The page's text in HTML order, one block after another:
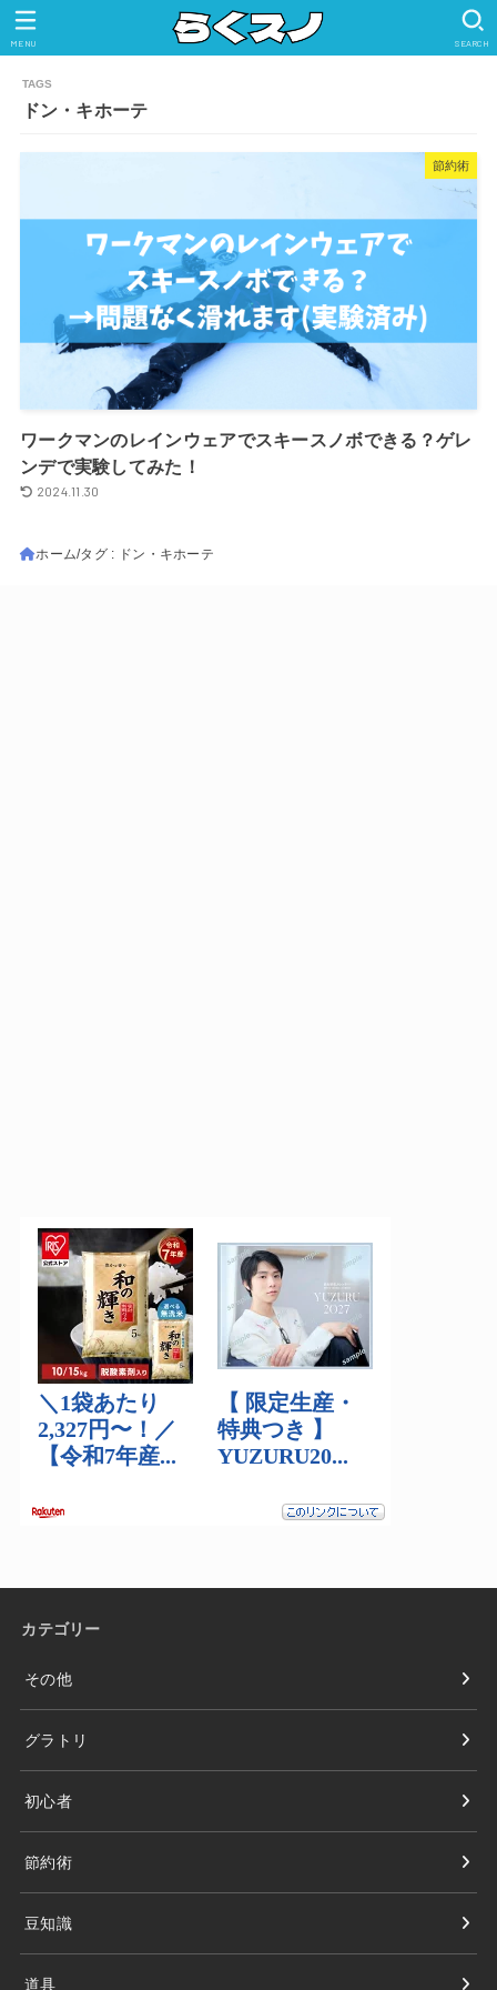
SEARCH
MENU
ドン・キホーテ
節約術
ワークマンのレインウェアでスキースノボできる？ゲレ
ンデで実験してみた！
2024.11.30
ホーム タグ : ドン・キホーテ
カテゴリー
その他
グラトリ
初心者
節約術
豆知識
道具